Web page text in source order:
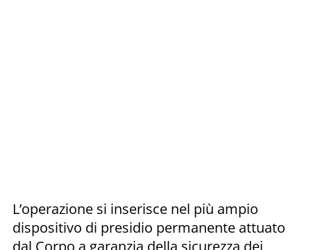
L’operazione si inserisce nel più ampio
dispositivo di presidio permanente attuato
dal Corpo a garanzia della sicurezza dei